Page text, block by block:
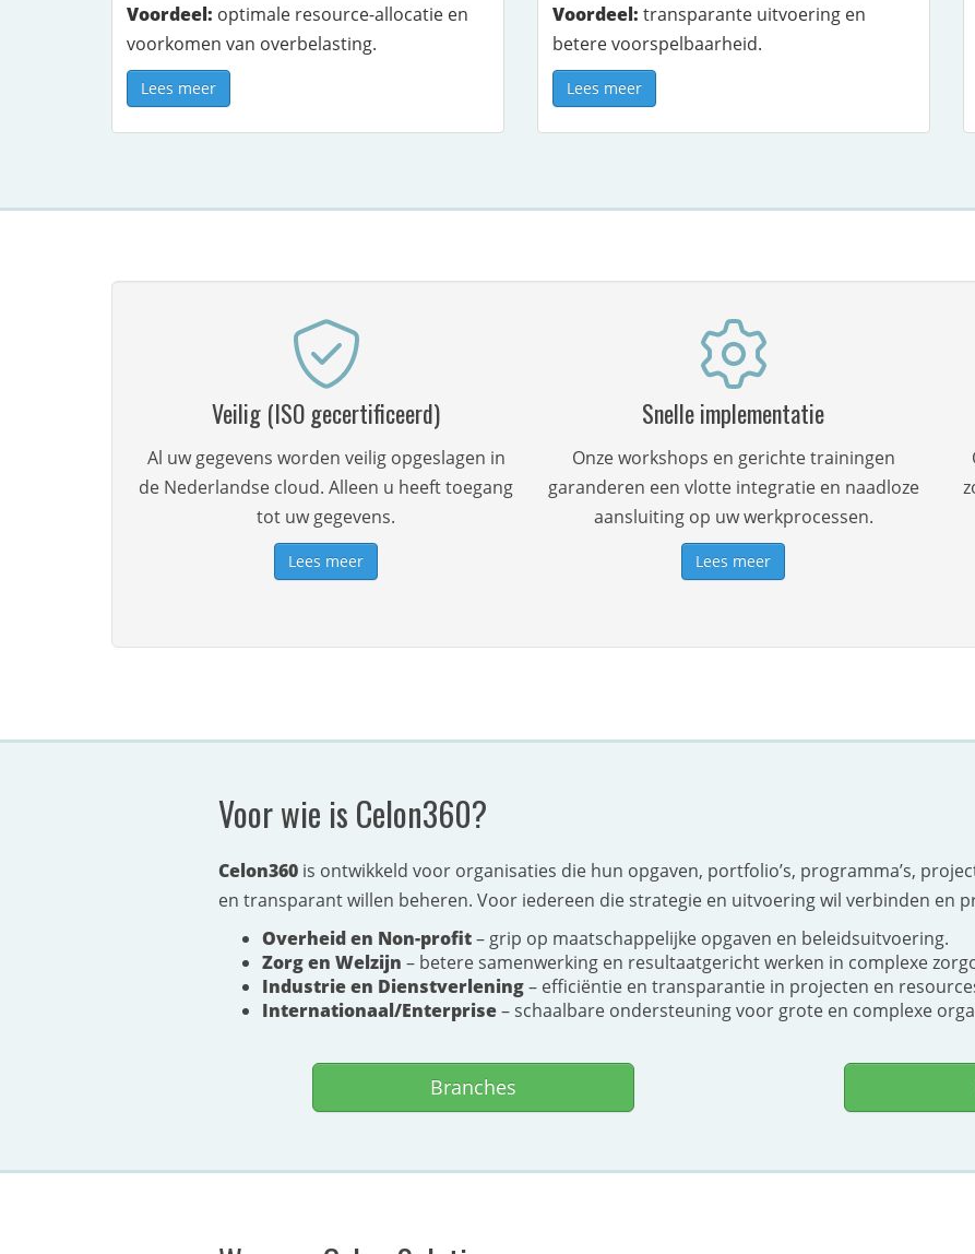
Voordeel: optimale resource-allocatie en
voorkomen van overbelasting.
Lees meer
Voordeel: transparante uitvoering en
betere voorspelbaarheid.
Lees meer
Veilig (ISO gecertificeerd)
Al uw gegevens worden veilig opgeslagen in
de Nederlandse cloud. Alleen u heeft toegang
tot uw gegevens.
Lees meer
Snelle implementatie
Onze workshops en gerichte trainingen
garanderen een vlotte integratie en naadloze
aansluiting op uw werkprocessen.
Lees meer
Voor wie is Celon360?
Celon360is ontwikkeld voor organisaties die hun opgaven, portfolio’s, programma’s,
en transparant willen beheren. Voor iedereen die strategie en uitvoering wil verbinden en
Overheid en Non-profit– grip op maatschappelijke opgaven en beleidsuitvoering.
Zorg en Welzijn – betere samenwerking en resultaatgericht werken in complexe
Industrie en Dienstverlening– efficiëntie en transparantie in projecten en
Internationaal/Enterprise– schaalbare ondersteuning voor grote en complexe
Branches